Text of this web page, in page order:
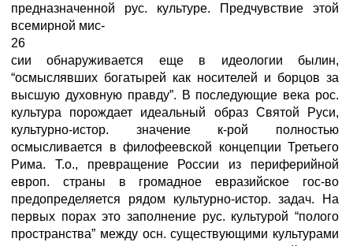
предназначенной рус. культуре. Предчувствие этой
всемирной мис-
26
сии обнаруживается еще в идеологии былин,
“осмыслявших богатырей как носителей и борцов за
высшую духовную правду”. В последующие века рос.
культура порождает идеальный образ Святой Руси,
культурно-истор. значение к-рой полностью
осмысливается в филофеевской концепции Третьего
Рима. Т.о., превращение России из периферийной
европ. страны в громадное евразийское гос-во
предопределяется рядом культурно-истор. задач. На
первых порах это заполнение рус. культурой “полого
пространства” между осн. существующими культурами